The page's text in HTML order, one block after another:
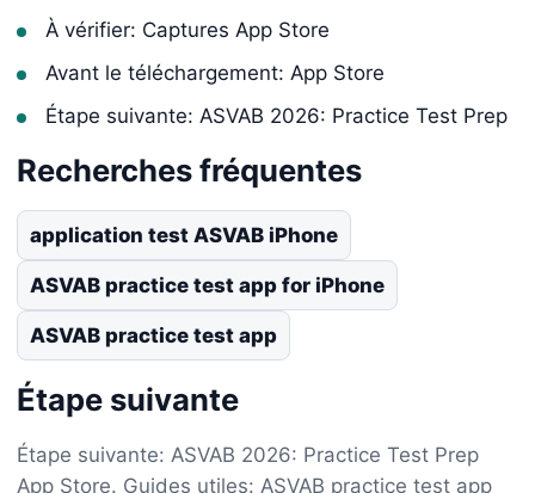
À vérifier: Captures App Store
Avant le téléchargement: App Store
Étape suivante: ASVAB 2026: Practice Test Prep
Recherches fréquentes
application test ASVAB iPhone
ASVAB practice test app for iPhone
ASVAB practice test app
Étape suivante
Étape suivante: ASVAB 2026: Practice Test Prep
App Store. Guides utiles: ASVAB practice test app